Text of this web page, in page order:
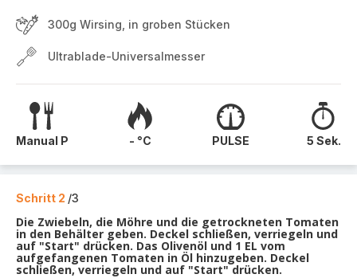
300g Wirsing, in groben Stücken
Ultrablade-Universalmesser
Manual P - °C PULSE 5 Sek.
Schritt 2 /3
Die Zwiebeln, die Möhre und die getrockneten Tomaten
in den Behälter geben. Deckel schließen, verriegeln und
auf "Start" drücken. Das Olivenöl und 1 EL vom
aufgefangenen Tomaten in Öl hinzugeben. Deckel
schließen, verriegeln und auf "Start" drücken.